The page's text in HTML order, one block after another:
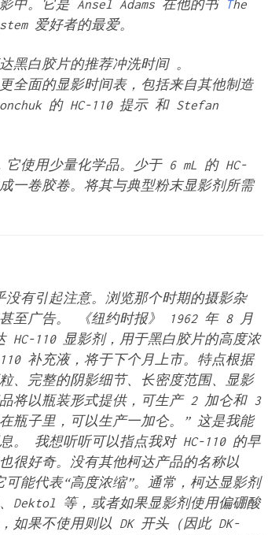
中。它是 Ansel Adams 在他的书
The
爱好者的最爱。
黑白胶片的推荐冲洗时间 。
全面的显影时间表，包括来自其他制造
的 HC-110 提示 和 Stefan
它使用少量化学品。少于 6 mL 的 HC-
一卷胶卷。将其与典型粉末显影剂所需
没有引起注意。浏览那个时期的摄影杂
至广告。
《纽约时报》
1962 年 8 月
HC-110 显影剂，用于黑白胶片的高度浓
补充液，将于下个月上市。特点根据
、完整的阴影细节、长密度范围、显影
将以瓶装形式提供，可生产 2 加仑和 3
瓶子里，可以生产一加仑。” 这是我能
。 我想听听可以指点我对 HC-110 的早
很好奇。没有其他柯达产品的名称以
可能代表“高度浓缩”。通常，柯达显影剂
Dektol 等，或者如果显影剂使用偏硼酸
如果不使用则以 DK 开头（因此 DK-